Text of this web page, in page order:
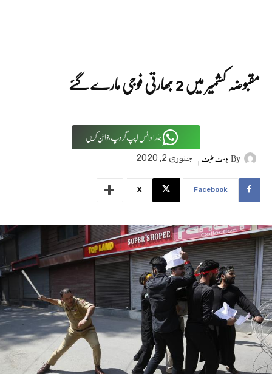
مقبوضہ کشمیر میں 2 بھارتی فوجی مارے گئے
ہمارا واٹس اپپ گروپ جوائن کریں
Byیوسف حنیف جنوری 2, 2020
Facebook
X